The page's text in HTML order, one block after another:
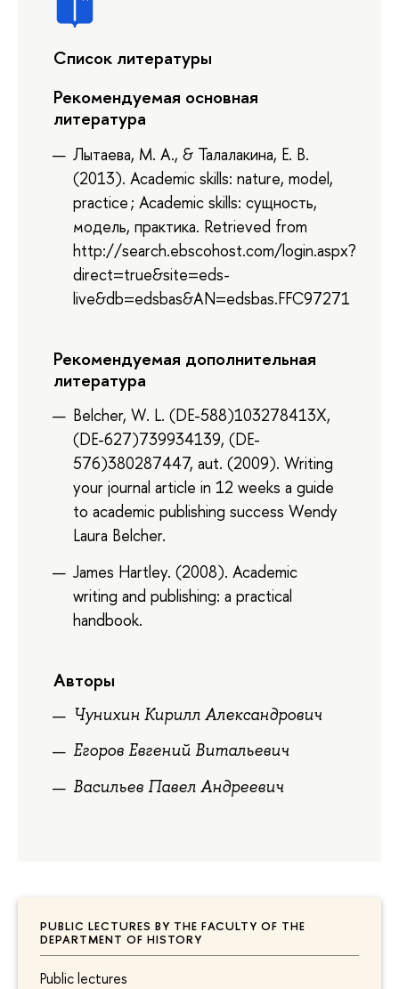
PUBLIC LECTURES BY THE FACULTY OF THE
DEPARTMENT OF HISTORY
Public lectures
Список литературы
Рекомендуемая основная
литература
Лытаева, М. А., & Талалакина, Е. В.
(2013). Academic skills: nature, model,
practice ; Academic skills: сущность,
модель, практика. Retrieved from
http://search.ebscohost.com/login.aspx?
direct=true&site=eds-
live&db=edsbas&AN=edsbas.FFC97271
Рекомендуемая дополнительная
литература
Belcher, W. L. (DE-588)103278413X,
(DE-627)739934139, (DE-
576)380287447, aut. (2009). Writing
your journal article in 12 weeks a guide
to academic publishing success Wendy
Laura Belcher.
James Hartley. (2008). Academic
writing and publishing: a practical
handbook.
Авторы
Чунихин Кирилл Александрович
Егоров Евгений Витальевич
Васильев Павел Андреевич